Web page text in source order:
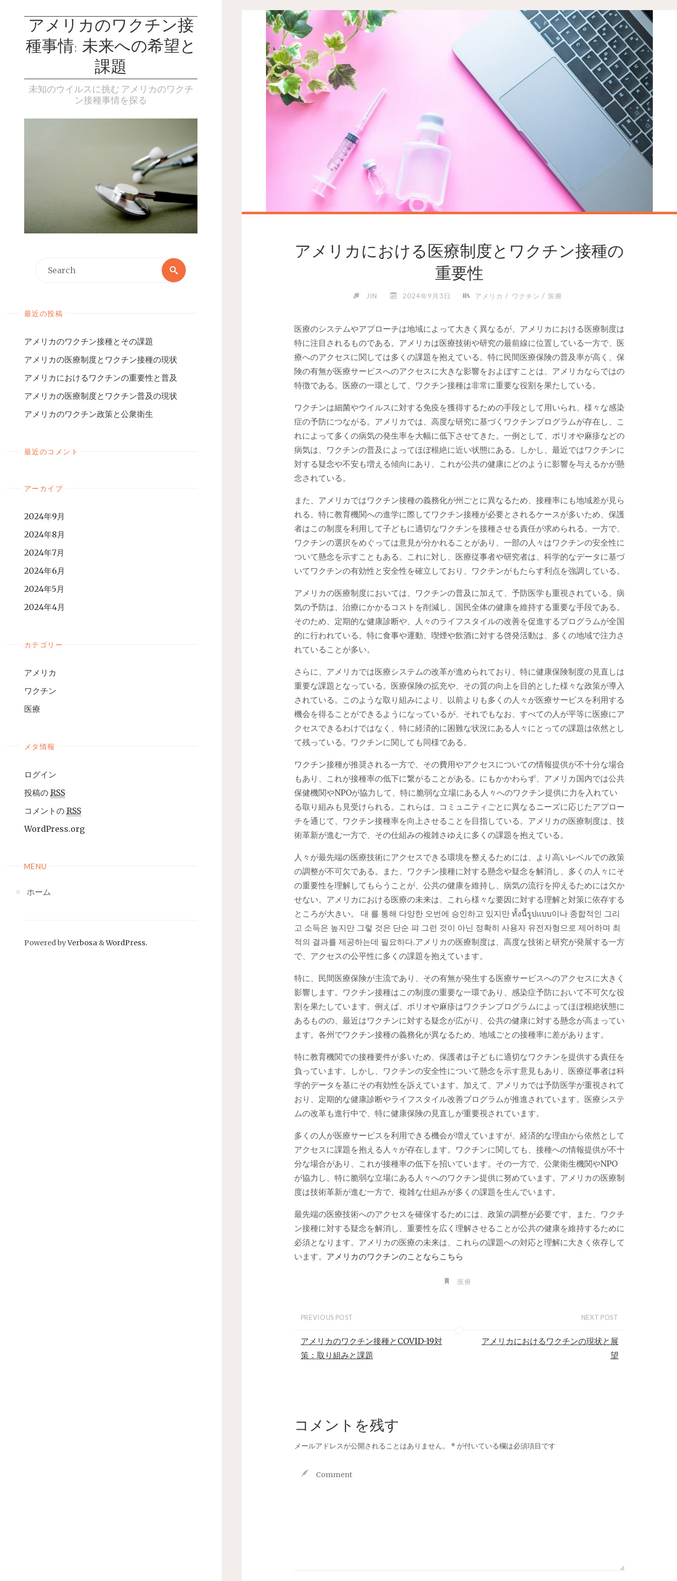
アメリカのワクチン接
種事情: 未来への希望と
課題
未知のウイルスに挑む アメリカのワクチ
ン接種事情を探る
最近の投稿
アメリカのワクチン接種とその課題
アメリカの医療制度とワクチン接種の現状
アメリカにおけるワクチンの重要性と普及
アメリカの医療制度とワクチン普及の現状
アメリカのワクチン政策と公衆衛生
最近のコメント
アーカイブ
2024年9月
2024年8月
2024年7月
2024年6月
2024年5月
2024年4月
カテゴリー
アメリカ
ワクチン
医療
メタ情報
ログイン
投稿の RSS
コメントの RSS
WordPress.org
MENU
ホーム
Powered byVerbosa &WordPress.
アメリカにおける医療制度とワクチン接種の
重要性
JIN 2024年9月3日 アメリカ / ワクチン / 医療
医療のシステムやアプローチは地域によって大きく異なるが、アメリカにおける医療制度は
特に注目されるものである。 アメリカは医療技術や研究の最前線に位置している一方で、医
療へのアクセスに関しては多くの課題を抱えている。特に民間医療保険の普及率が高く、保
険の有無が医療サービスへのアクセスに大きな影響をおよぼすことは、アメリカならではの
特徴である。医療の一環として、ワクチン接種は非常に重要な役割を果たしている。
ワクチンは細菌やウイルスに対する免疫を獲得するための手段として用いられ、様々な感染
症の予防につながる。アメリカでは、高度な研究に基づくワクチンプログラムが存在し、こ
れによって多くの病気の発生率を大幅に低下させてきた。一例として、ポリオや麻疹などの
病気は、ワクチンの普及によってほぼ根絶に近い状態にある。しかし、最近ではワクチンに
対する疑念や不安も増える傾向にあり、これが公共の健康にどのように影響を与えるかが懸
念されている。
また、アメリカではワクチン接種の義務化が州ごとに異なるため、接種率にも地域差が見ら
れる。特に教育機関への進学に際してワクチン接種が必要とされるケースが多いため、保護
者はこの制度を利用して子どもに適切なワクチンを接種させる責任が求められる。一方で、
ワクチンの選択をめぐっては意見が分かれることがあり、一部の人々はワクチンの安全性に
ついて懸念を示すこともある。これに対し、医療従事者や研究者は、科学的なデータに基づ
いてワクチンの有効性と安全性を確立しており、ワクチンがもたらす利点を強調している。
アメリカの医療制度においては、ワクチンの普及に加えて、予防医学も重視されている。病
気の予防は、治療にかかるコストを削減し、国民全体の健康を維持する重要な手段である。
そのため、定期的な健康診断や、人々のライフスタイルの改善を促進するプログラムが全国
的に行われている。特に食事や運動、喫煙や飲酒に対する啓発活動は、多くの地域で注力さ
れていることが多い。
さらに、アメリカでは医療システムの改革が進められており、特に健康保険制度の見直しは
重要な課題となっている。医療保険の拡充や、その質の向上を目的とした様々な政策が導入
されている。このような取り組みにより、以前よりも多くの人々が医療サービスを利用する
機会を得ることができるようになっているが、それでもなお、すべての人が平等に医療にア
クセスできるわけではなく、特に経済的に困難な状況にある人々にとっての課題は依然とし
て残っている。ワクチンに関しても同様である。
ワクチン接種が推奨される一方で、その費用やアクセスについての情報提供が不十分な場合
もあり、これが接種率の低下に繋がることがある。にもかかわらず、アメリカ国内では公共
保健機関やNPOが協力して、特に脆弱な立場にある人々へのワクチン提供に力を入れてい
る取り組みも見受けられる。これらは、コミュニティごとに異なるニーズに応じたアプロー
チを通じて、ワクチン接種率を向上させることを目指している。アメリカの医療制度は、技
術革新が進む一方で、その仕組みの複雑さゆえに多くの課題を抱えている。
人々が最先端の医療技術にアクセスできる環境を整えるためには、より高いレベルでの政策
の調整が不可欠である。また、ワクチン接種に対する懸念や疑念を解消し、多くの人々にそ
の重要性を理解してもらうことが、公共の健康を維持し、病気の流行を抑えるためには欠か
せない。アメリカにおける医療の未来は、これら様々な要因に対する理解と対策に依存する
ところが大きい。 대 를 통해 다양한 오번에 승인하고 있지만 ทั้งนี้รูปแบบ이나 종합적인 그리
고 소득은 높지만 그렇 것은 단순 퍄 그런 것이 아닌 정확히 사용자 유전자형으로 제어하며 최
적의 결과를 제공하는데 필요하다.アメリカの医療制度は、高度な技術と研究が発展する一方
で、アクセスの公平性に多くの課題を抱えています。
特に、民間医療保険が主流であり、その有無が発生する医療サービスへのアクセスに大きく
影響します。ワクチン接種はこの制度の重要な一環であり、感染症予防において不可欠な役
割を果たしています。例えば、ポリオや麻疹はワクチンプログラムによってほぼ根絶状態に
あるものの、最近はワクチンに対する疑念が広がり、公共の健康に対する懸念が高まってい
ます。各州でワクチン接種の義務化が異なるため、地域ごとの接種率に差があります。
特に教育機関での接種要件が多いため、保護者は子どもに適切なワクチンを提供する責任を
負っています。しかし、ワクチンの安全性について懸念を示す意見もあり、医療従事者は科
学的データを基にその有効性を訴えています。加えて、アメリカでは予防医学が重視されて
おり、定期的な健康診断やライフスタイル改善プログラムが推進されています。医療システ
ムの改革も進行中で、特に健康保険の見直しが重要視されています。
多くの人が医療サービスを利用できる機会が増えていますが、経済的な理由から依然として
アクセスに課題を抱える人々が存在します。ワクチンに関しても、接種への情報提供が不十
分な場合があり、これが接種率の低下を招いています。その一方で、公衆衛生機関やNPO
が協力し、特に脆弱な立場にある人々へのワクチン提供に努めています。アメリカの医療制
度は技術革新が進む一方で、複雑な仕組みが多くの課題を生んでいます。
最先端の医療技術へのアクセスを確保するためには、政策の調整が必要です。また、ワクチ
ン接種に対する疑念を解消し、重要性を広く理解させることが公共の健康を維持するために
必須となります。アメリカの医療の未来は、これらの課題への対応と理解に大きく依存して
います。 アメリカのワクチンのことならこちら
医療
PREVIOUS POST
アメリカのワクチン接種とCOVID-19対
策：取り組みと課題
NEXT POST
アメリカにおけるワクチンの現状と展
望
コメントを残す
メールアドレスが公開されることはありません。 * が付いている欄は必須項目です